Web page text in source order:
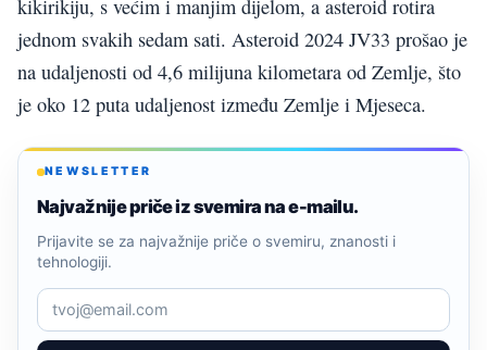
kikirikiju, s većim i manjim dijelom, a asteroid rotira
jednom svakih sedam sati. Asteroid 2024 JV33 prošao je
na udaljenosti od 4,6 milijuna kilometara od Zemlje, što
je oko 12 puta udaljenost između Zemlje i Mjeseca.
NEWSLETTER
Najvažnije priče iz svemira na e-mailu.
Prijavite se za najvažnije priče o svemiru, znanosti i
tehnologiji.